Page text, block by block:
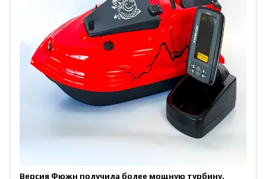
Версия Фюжн получила более мощную турбину.